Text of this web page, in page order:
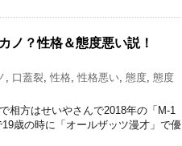
ノ？性格＆態度悪い説！
口蓋裂 性格 性格悪い 態度 態度
相方はせいやさんで2018年の「M-1
歳の時に「オールザッツ漫才」で優